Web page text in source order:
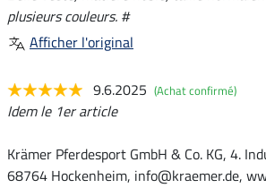
plusieurs couleurs. #
Afficher l'original
9.6.2025 (Achat confirmé)
Idem le 1er article
Krämer Pferdesport GmbH & Co. KG, 4.
68764 Hockenheim, info@kraemer.de,